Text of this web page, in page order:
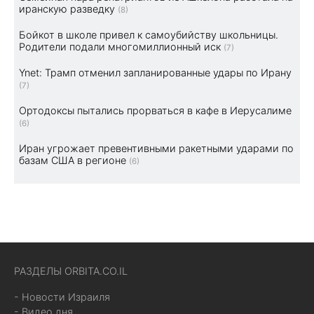
иранскую разведку (8)
Бойкот в школе привел к самоубийству школьницы.
Родители подали многомиллионный иск (7)
Ynet: Трамп отменил запланированные удары по Ирану
(7)
Ортодоксы пытались прорваться в кафе в Иерусалиме
(6)
Иран угрожает превентивными ракетными ударами по
базам США в регионе (6)
РАЗДЕЛЫ ORBITA.CO.IL
- Новости Израиля